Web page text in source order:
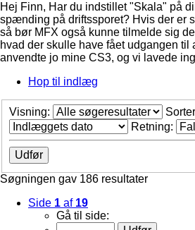
Hej Finn, Har du indstillet "Skala" på
spænding på driftssporet? Hvis der er
så bør MFX også kunne tilmelde sig
hvad der skulle have fået udgangen til
anvendte jo mine CS3, og vi lavede
Hop til indlæg
Visning:
Retning:
Søgningen gav 186 resultater
Side 1 af 19
Gå til side: